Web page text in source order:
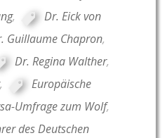
,
Dr. Eick von
Guillaume Chapron,
Dr. Regina Walther,
,
Europäische
Umfrage zum Wolf,
des Deutschen